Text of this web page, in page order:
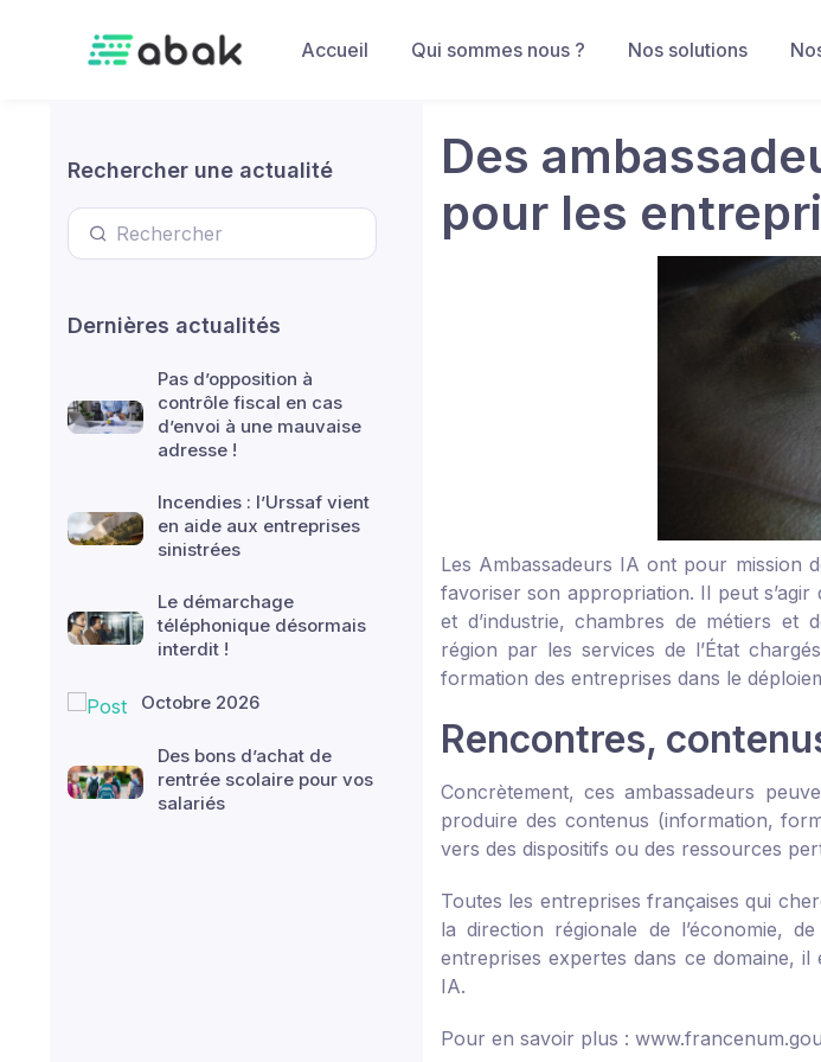
Accueil Qui sommes nous ? Nos solutions
Rechercher une actualité
Dernières actualités
Pas d’opposition à
contrôle fiscal en cas
d’envoi à une mauvaise
adresse !
Incendies : l’Urssaf vient
en aide aux entreprises
sinistrées
Le démarchage
téléphonique désormais
interdit !
Octobre 2026
Des bons d’achat de
rentrée scolaire pour vos
salariés
Des
pour les
Les Ambassadeurs IA ont pour mission
favoriser son appropriation. Il peut
et d’industrie, chambres de métiers et
région par les services de l’État
formation des entreprises dans le
Rencontres,
Concrètement, ces ambassadeurs
produire des contenus (information,
vers des dispositifs ou des ressources
Toutes les entreprises françaises qui
la direction régionale de l’économie,
entreprises expertes dans ce domaine,
IA.
Pour en savoir plus :